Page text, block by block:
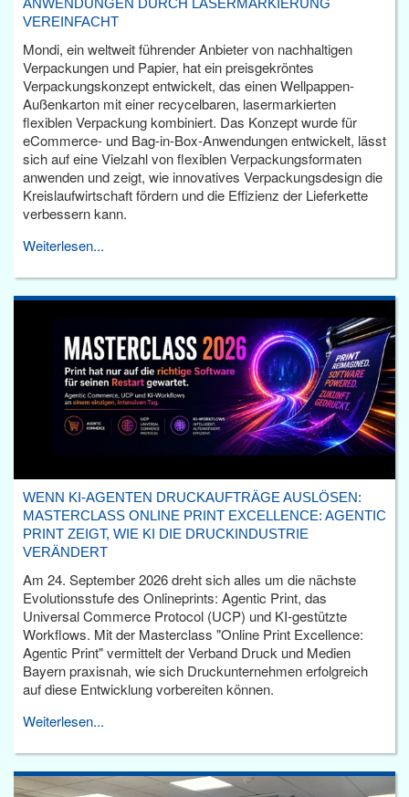
VEREINFACHT
Mondi, ein weltweit führender Anbieter von nachhaltigen
Verpackungen und Papier, hat ein preisgekröntes
Verpackungskonzept entwickelt, das einen Wellpappen-
Außenkarton mit einer recycelbaren, lasermarkierten
flexiblen Verpackung kombiniert. Das Konzept wurde für
eCommerce- und Bag-in-Box-Anwendungen entwickelt, lässt
sich auf eine Vielzahl von flexiblen Verpackungsformaten
anwenden und zeigt, wie innovatives Verpackungsdesign die
Kreislaufwirtschaft fördern und die Effizienz der Lieferkette
verbessern kann.
Weiterlesen...
WENN KI-AGENTEN DRUCKAUFTRÄGE AUSLÖSEN:
MASTERCLASS ONLINE PRINT EXCELLENCE: AGENTIC
PRINT ZEIGT, WIE KI DIE DRUCKINDUSTRIE
VERÄNDERT
Am 24. September 2026 dreht sich alles um die nächste
Evolutionsstufe des Onlineprints: Agentic Print, das
Universal Commerce Protocol (UCP) und KI-gestützte
Workflows. Mit der Masterclass "Online Print Excellence:
Agentic Print" vermittelt der Verband Druck und Medien
Bayern praxisnah, wie sich Druckunternehmen erfolgreich
auf diese Entwicklung vorbereiten können.
Weiterlesen...